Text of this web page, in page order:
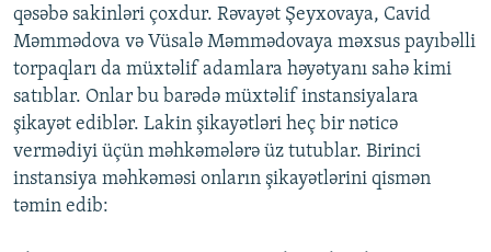
qəsəbə sakinləri çoxdur. Rəvayət Şeyxovaya, Cavid
Məmmədova və Vüsalə Məmmədovaya məxsus payıbəlli
torpaqları da müxtəlif adamlara həyətyanı sahə kimi
satıblar. Onlar bu barədə müxtəlif instansiyalara
şikayət ediblər. Lakin şikayətləri heç bir nəticə
vermədiyi üçün məhkəmələrə üz tutublar. Birinci
instansiya məhkəməsi onların şikayətlərini qismən
təmin edib: